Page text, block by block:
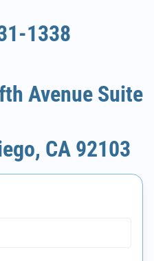
1338
Avenue Suite
CA 92103